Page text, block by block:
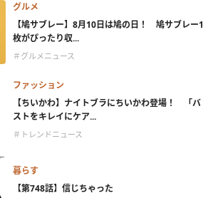
グルメ
【鳩サブレー】8月10日は鳩の日！ 鳩サブレー1
枚がぴったり収...
＃グルメニュース
ファッション
【ちいかわ】ナイトブラにちいかわ登場！ 「バ
ストをキレイにケア...
＃トレンドニュース
暮らす
【第748話】信じちゃった